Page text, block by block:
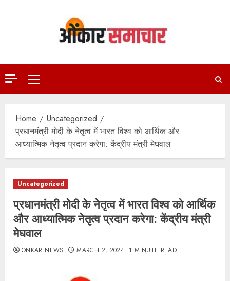
Primary
Menu
Home
Uncategorized
प्रधानमंत्री मोदी के नेतृत्व में भारत विश्व को आर्थिक और
आध्यात्मिक नेतृत्व प्रदान करेगा: केंद्रीय मंत्री मेघवाल
Uncategorized
प्रधानमंत्री मोदी के नेतृत्व में भारत विश्व को आर्थिक
और आध्यात्मिक नेतृत्व प्रदान करेगा: केंद्रीय मंत्री
मेघवाल
ONKAR NEWS MARCH 2, 2024 1 MINUTE READ